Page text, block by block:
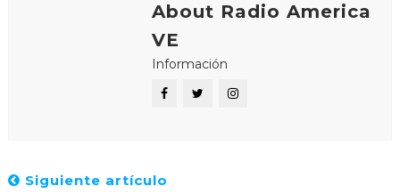
About Radio America
VE
Información
Siguiente artículo